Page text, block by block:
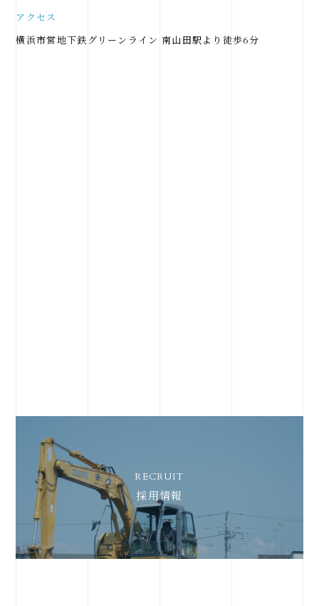
アクセス
横浜市営地下鉄グリーンライン 南山田駅より徒歩6分
RECRUIT
採用情報